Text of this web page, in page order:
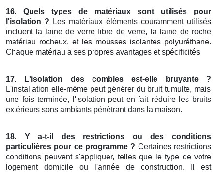
16. Quels types de matériaux sont utilisés pour
l'isolation ? Les matériaux éléments couramment utilisés
incluent la laine de verre fibre de verre, la laine de roche
matériau rocheux, et les mousses isolantes polyuréthane.
Chaque matériau a ses propres avantages et spécificités.
17. L'isolation des combles est-elle bruyante ?
L'installation elle-même peut générer du bruit tumulte, mais
une fois terminée, l'isolation peut en fait réduire les bruits
extérieurs sons ambiants pénétrant dans la maison.
18. Y a-t-il des restrictions ou des conditions
particulières pour ce programme ? Certaines restrictions
conditions peuvent s'appliquer, telles que le type de votre
logement domicile ou l'année de construction. Il est